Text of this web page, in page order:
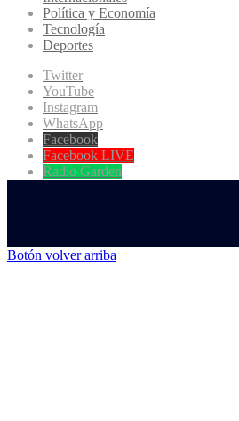
Política y Economía
Tecnología
Deportes
Twitter
YouTube
Instagram
WhatsApp
Facebook
Facebook LIVE
Radio Garden
Botón volver arriba